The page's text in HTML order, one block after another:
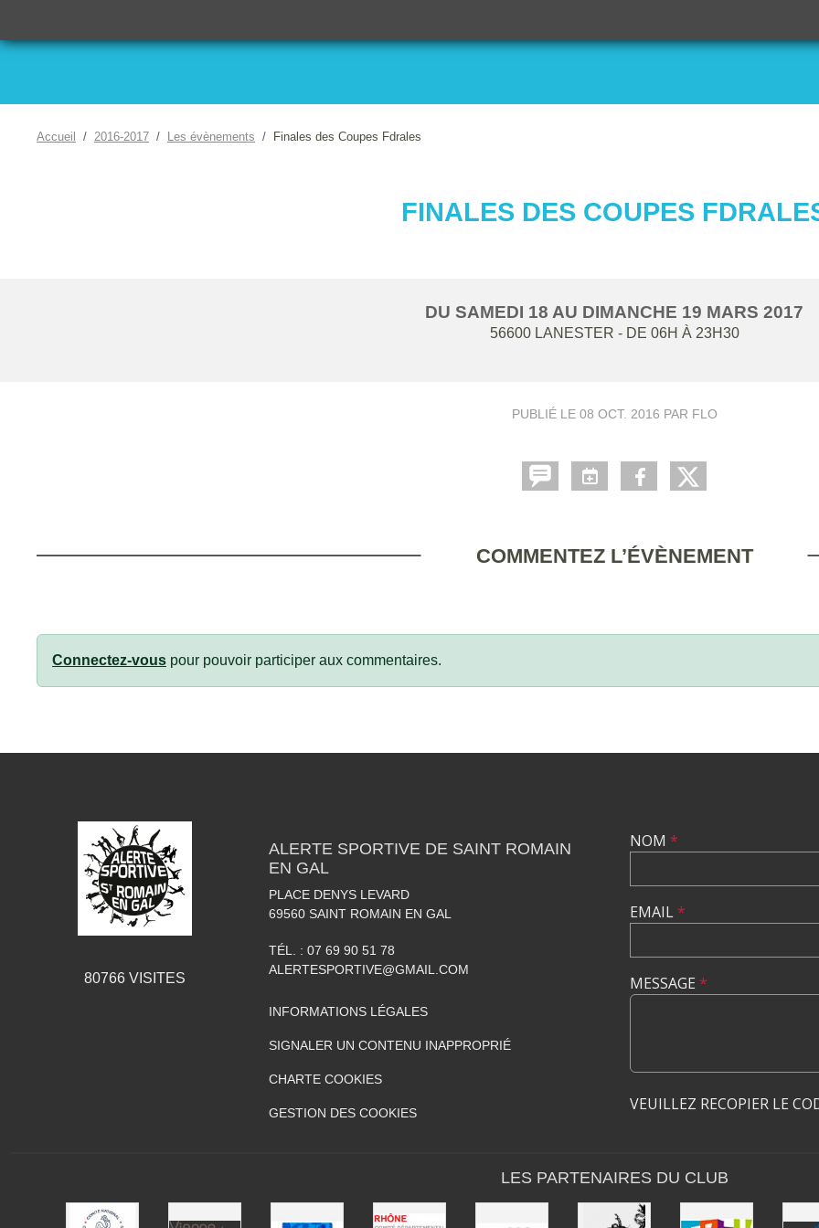
Accueil 2016-2017 Les évènements Finales des Coupes Fdrales
FINALES DES COUPES
DU SAMEDI 18 AU DIMANCHE 19 MARS 2017
56600 LANESTER - DE 06H À 23H30
PUBLIÉ LE 08 OCT. 2016 PAR FLO
COMMENTEZ L’ÉVÈNEMENT
Connectez-vous pour pouvoir participer aux commentaires.
80766VISITES
ALERTE SPORTIVE DE SAINT ROMAIN
EN GAL
PLACE DENYS LEVARD
69560 SAINT ROMAIN EN GAL
TÉL. : 07 69 90 51 78
ALERTESPORTIVE@GMAIL.COM
INFORMATIONS LÉGALES
SIGNALER UN CONTENU INAPPROPRIÉ
CHARTE COOKIES
GESTION DES COOKIES
NOM *
EMAIL*
MESSAGE *
VEUILLEZ RECOPIER LE
LES PARTENAIRES DU CLUB